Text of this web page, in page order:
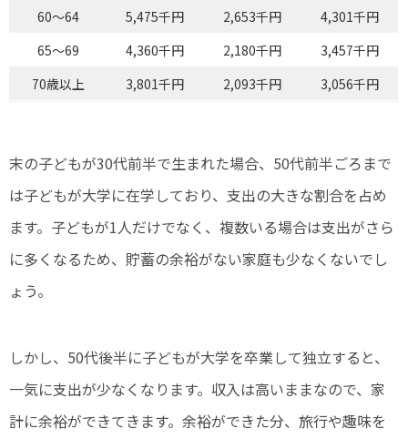
60～64
5,475千円 2,653千円
4,301千円
65～69
4,360千円 2,180千円
3,457千円
70歳以上
3,801千円 2,093千円 3,056千円
末の子どもが30代前半で生まれた場合、50代前半ごろまで
は子どもが大学に在学しており、支出の大きな割合を占め
ます。子どもが1人だけでなく、複数いる場合は支出がさら
に多くなるため、貯蓄の余裕がない家庭も少なくないでし
ょう。
しかし、50代後半に子どもが大学を卒業して独立すると、
一気に支出が少なくなります。収入は高いままなので、家
計に余裕ができてきます。余裕ができた分、旅行や趣味を